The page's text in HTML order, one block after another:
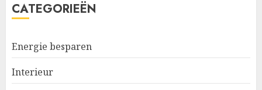
CATEGORIEËN
Energie besparen
Interieur